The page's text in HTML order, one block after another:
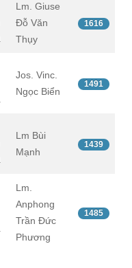
Lm. Giuse
Đỗ Văn
Thụy
1616
Jos. Vinc.
Ngọc Biển
1491
Lm Bùi
Mạnh
1439
Lm.
Anphong
Trần Đức
Phương
1485